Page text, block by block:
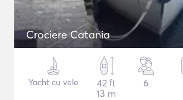
Crociere Catania
Yacht cu vele
42 ft
13 m
6